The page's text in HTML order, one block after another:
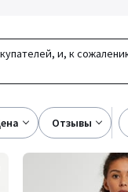
и, к
цена отзывы